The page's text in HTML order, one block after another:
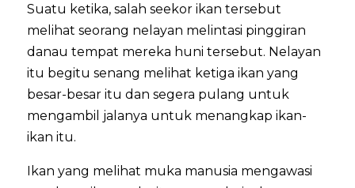
Suatu ketika, salah seekor ikan tersebut
melihat seorang nelayan melintasi pinggiran
danau tempat mereka huni tersebut. Nelayan
itu begitu senang melihat ketiga ikan yang
besar-besar itu dan segera pulang untuk
mengambil jalanya untuk menangkap ikan-
ikan itu.
Ikan yang melihat muka manusia mengawasi